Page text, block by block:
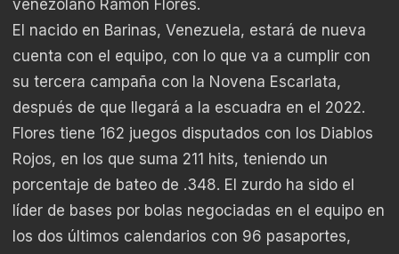
venezolano Ramón Flores.
El nacido en Barinas, Venezuela, estará de nueva
cuenta con el equipo, con lo que va a cumplir con
su tercera campaña con la Novena Escarlata,
después de que llegará a la escuadra en el 2022.
Flores tiene 162 juegos disputados con los Diablos
Rojos, en los que suma 211 hits, teniendo un
porcentaje de bateo de .348. El zurdo ha sido el
líder de bases por bolas negociadas en el equipo en
los dos últimos calendarios con 96 pasaportes,